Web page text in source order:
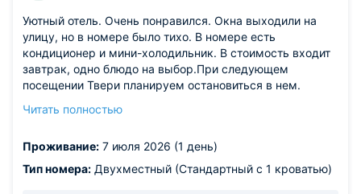
Уютный отель. Очень понравился. Окна выходили на
улицу, но в номере было тихо. В номере есть
кондиционер и мини-холодильник. В стоимость входит
завтрак, одно блюдо на выбор.При следующем
посещении Твери планируем остановиться в нем.
парковки. Нужно быть готовым у тому, что в центре она
Читать полностью
Проживание: 7 июля 2026 (1 день)
Тип номера: Двухместный (Стандартный с 1 кроватью)